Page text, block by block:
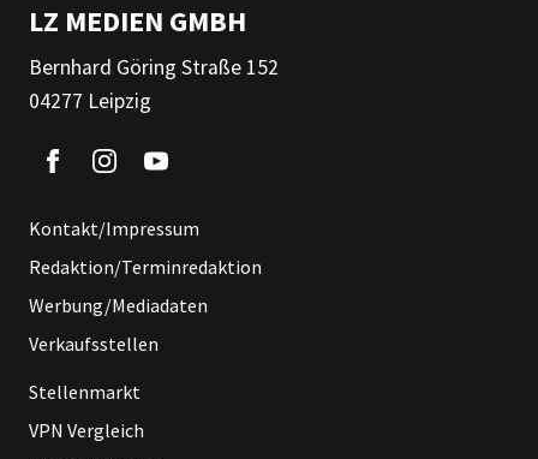
LZ MEDIEN GMBH
Bernhard Göring Straße 152
04277 Leipzig
Kontakt/Impressum
Redaktion/Terminredaktion
Werbung/Mediadaten
Verkaufsstellen
Stellenmarkt
VPN Vergleich